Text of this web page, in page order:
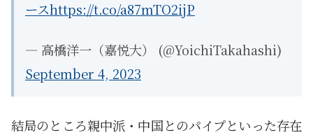
ースhttps://t.co/a87mTO2ijP
— 高橋洋一（嘉悦大） (@YoichiTakahashi)
September 4, 2023
結局のところ親中派・中国とのパイプといった存在